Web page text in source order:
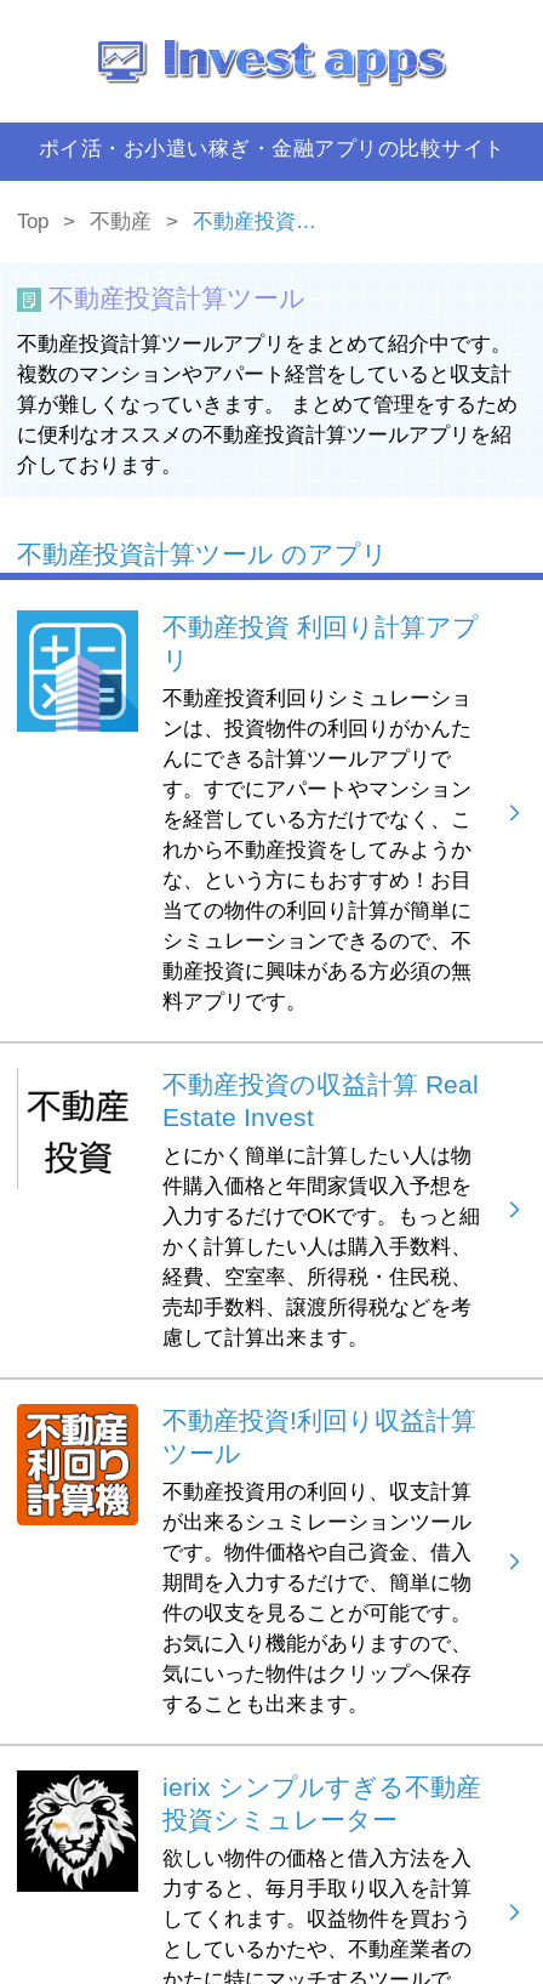
ポイ活・お小遣い稼ぎ・金融アプリの比較サイト
Top 不動産 不動産投資計算ツール
不動産投資計算ツール
不動産投資計算ツールアプリをまとめて紹介中です。
複数のマンションやアパート経営をしていると収支計
算が難しくなっていきます。 まとめて管理をするため
に便利なオススメの不動産投資計算ツールアプリを紹
介しております。
不動産投資計算ツール のアプリ
不動産投資 利回り計算アプ
リ
不動産投資利回りシミュレーショ
ンは、投資物件の利回りがかんた
んにできる計算ツールアプリで
す。すでにアパートやマンション
を経営している方だけでなく、こ
れから不動産投資をしてみようか
な、という方にもおすすめ！お目
当ての物件の利回り計算が簡単に
シミュレーションできるので、不
動産投資に興味がある方必須の無
料アプリです。
不動産投資の収益計算 Real
Estate Invest
とにかく簡単に計算したい人は物
件購入価格と年間家賃収入予想を
入力するだけでOKです。もっと細
かく計算したい人は購入手数料、
経費、空室率、所得税・住民税、
売却手数料、譲渡所得税などを考
慮して計算出来ます。
不動産投資!利回り収益計算
ツール
不動産投資用の利回り、収支計算
が出来るシュミレーションツール
です。物件価格や自己資金、借入
期間を入力するだけで、簡単に物
件の収支を見ることが可能です。
お気に入り機能がありますので、
気にいった物件はクリップへ保存
することも出来ます。
ierix シンプルすぎる不動産
投資シミュレーター
欲しい物件の価格と借入方法を入
力すると、毎月手取り収入を計算
してくれます。収益物件を買おう
としているかたや、不動産業者の